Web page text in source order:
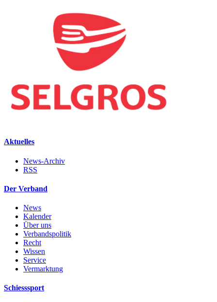
Aktuelles
News-Archiv
RSS
Der Verband
News
Kalender
Über uns
Verbandspolitik
Recht
Wissen
Service
Vermarktung
Schiesssport